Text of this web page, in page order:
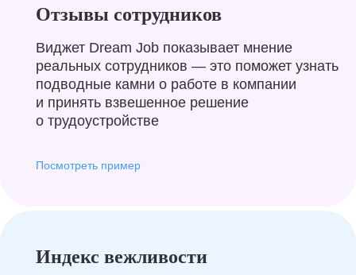
Отзывы сотрудников
Виджет Dream Job показывает мнение
реальных сотрудников — это поможет узнать
подводные камни о работе в компании
и принять взвешенное решение
о трудоустройстве
Посмотреть пример
Индекс вежливости